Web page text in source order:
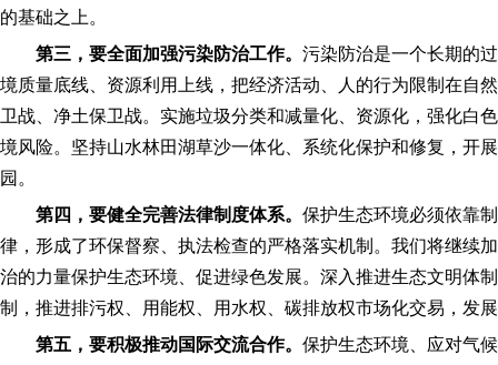
的基础之上。
第三，要全面加强污染防治工作。 污染防治是一个长期的
境质量底线、资源利用上线，把经济活动、人的行为限制在自
卫战、净土保卫战。实施垃圾分类和减量化、资源化，强化白
境风险。坚持山水林田湖草沙一体化、系统化保护和修复，开
园。
第四，要健全完善法律制度体系。 保护生态环境必须依靠
律，形成了环保督察、执法检查的严格落实机制。我们将继续
治的力量保护生态环境、促进绿色发展。深入推进生态文明体
制，推进排污权、用能权、用水权、碳排放权市场化交易，发
第五，要积极推动国际交流合作。 保护生态环境、应对气